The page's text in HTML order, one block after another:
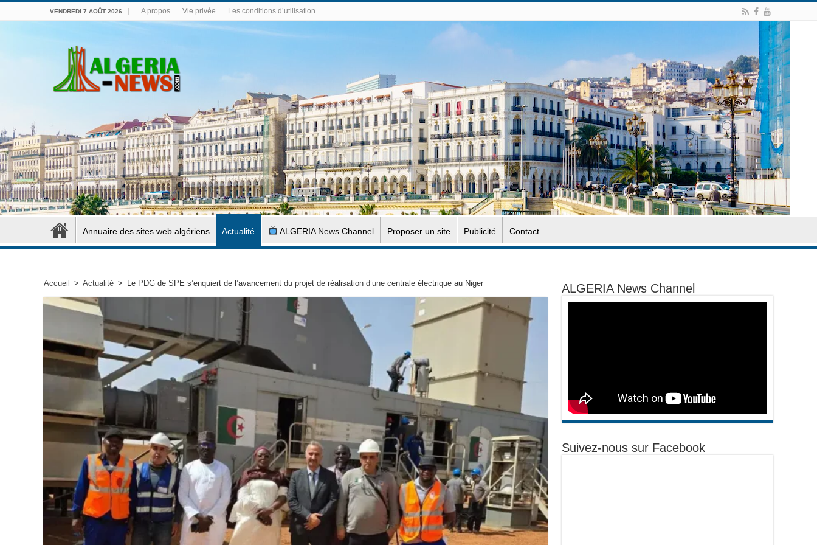
VENDREDI 7 AOÛT 2026 A propos Vie privée Les conditions d’utilisation
Annuaire des sites web algériens Actualité ALGERIA News Channel Proposer un site Publicité Contact
Accueil > Actualité > Le PDG de SPE s’enquiert de l’avancement du projet de réalisation d’une centrale électrique au Niger ALGERIA News Channel
Suivez-nous sur Facebook